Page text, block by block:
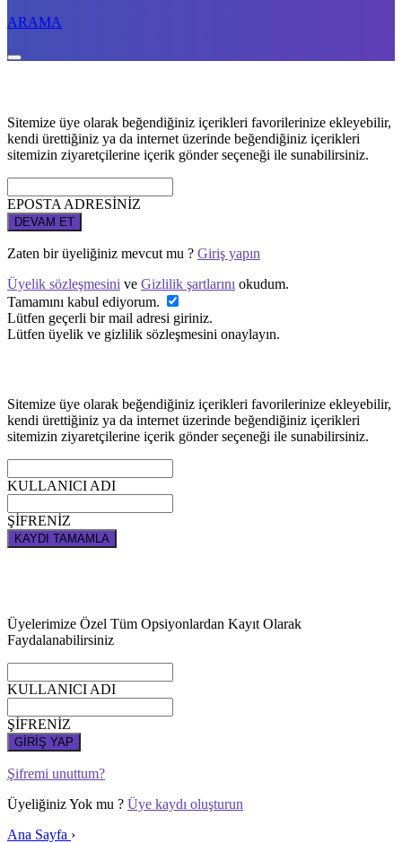
ARAMA
Sitemize üye olarak beğendiğiniz içerikleri favorilerinize ekleyebilir,
kendi ürettiğiniz ya da internet üzerinde beğendiğiniz içerikleri
sitemizin ziyaretçilerine içerik gönder seçeneği ile sunabilirsiniz.
EPOSTA ADRESİNİZ
DEVAM ET
Zaten bir üyeliğiniz mevcut mu ? Giriş yapın
Üyelik sözleşmesini ve Gizlilik şartlarını okudum.
Tamamını kabul ediyorum.
Lütfen geçerli bir mail adresi giriniz.
Lütfen üyelik ve gizlilik sözleşmesini onaylayın.
Sitemize üye olarak beğendiğiniz içerikleri favorilerinize ekleyebilir,
kendi ürettiğiniz ya da internet üzerinde beğendiğiniz içerikleri
sitemizin ziyaretçilerine içerik gönder seçeneği ile sunabilirsiniz.
KULLANICI ADI
ŞİFRENİZ
KAYDI TAMAMLA
Üyelerimize Özel Tüm Opsiyonlardan Kayıt Olarak
Faydalanabilirsiniz
KULLANICI ADI
ŞİFRENİZ
GİRİŞ YAP
Şifremi unuttum?
Üyeliğiniz Yok mu ? Üye kaydı oluşturun
Ana Sayfa ›